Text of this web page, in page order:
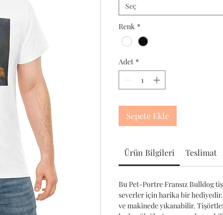
Seç
Renk *
Adet *
Sepete Ekle
Ürün Bilgileri Teslimat
Bu Pet-Portre Fransız Bulldog
severler için harika bir hediyedir.
ve makinede yıkanabilir.